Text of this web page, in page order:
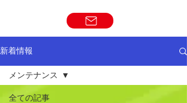
新着情報
全ての記事
メンテナンス